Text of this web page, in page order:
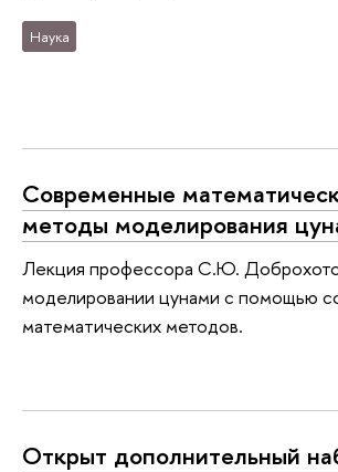
Наука
Современные
методы моделирования
Лекция профессора С.Ю.
моделировании цунами с помощью
математических методов.
Открыт дополнительный